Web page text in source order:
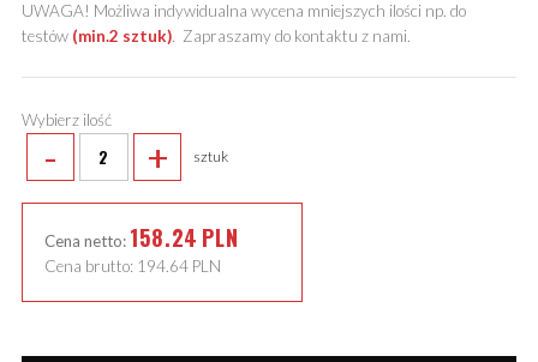
UWAGA! Możliwa indywidualna wycena mniejszych ilości np. do
testów (min.2 sztuk). Zapraszamy do kontaktu z nami.
Wybierz ilość
- + sztuk
Cena netto: 158.24 PLN
Cena brutto: 194.64 PLN